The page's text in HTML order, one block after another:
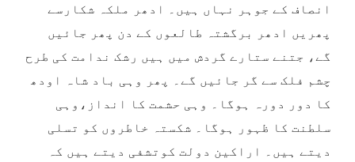
انصاف کے جوہر نہاں ہیں۔ ادھر ملکہ شکارسے
پھریں ادھر برگشتہ طالعوں کے دن پھر جائیں
گے، جتنے ستارے گردش میں ہیں رشک ندامت کی طرح
چشم فلک سے گر جائیں گے۔ پھر وہی باد شاہ اودھ
کا دور دورہ ہوگا۔ وہی حشمت کا انداز،وہی
سلطنت کا ظہور ہوگا۔ شکستہ خاطروں کو تسلی
دیتے ہیں۔ اراکین دولت کوتشفی دیتے ہیں کہ